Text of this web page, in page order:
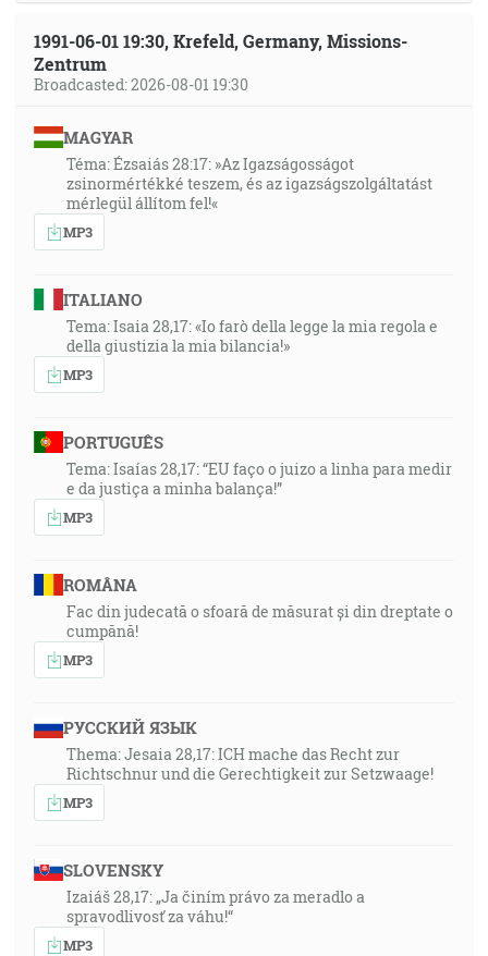
1991-06-01 19:30, Krefeld, Germany, Missions-
Zentrum
Broadcasted: 2026-08-01 19:30
MAGYAR
Téma: Ézsaiás 28:17: »Az Igazságosságot
zsinormértékké teszem, és az igazságszolgáltatást
mérlegül állítom fel!«
MP3
ITALIANO
Tema: Isaia 28,17: «Io farò della legge la mia regola e
della giustizia la mia bilancia!»
MP3
PORTUGUÊS
Tema: Isaías 28,17: “EU faço o juizo a linha para medir
e da justiça a minha balança!”
MP3
ROMÂNA
Fac din judecată o sfoară de măsurat și din dreptate o
cumpănă!
MP3
РУССКИЙ ЯЗЫК
Thema: Jesaia 28,17: ICH mache das Recht zur
Richtschnur und die Gerechtigkeit zur Setzwaage!
MP3
SLOVENSKY
Izaiáš 28,17: „Ja činím právo za meradlo a
spravodlivosť za váhu!“
MP3